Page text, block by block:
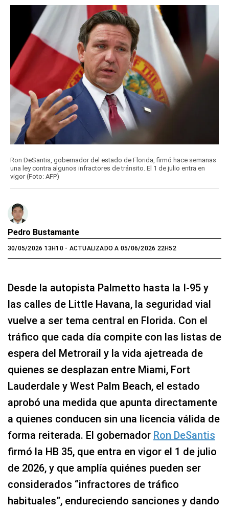
Ron DeSantis, gobernador del estado de Florida, firmó hace semanas
una ley contra algunos infractores de tránsito. El 1 de julio entra en
vigor (Foto: AFP)
Pedro Bustamante
30/05/2026 13H10- ACTUALIZADO A 05/06/2026 22H52
Desde la autopista Palmetto hasta la I‑95 y
las calles de Little Havana, la seguridad vial
vuelve a ser tema central en Florida. Con el
tráfico que cada día compite con las listas de
espera del Metrorail y la vida ajetreada de
quienes se desplazan entre Miami, Fort
Lauderdale y West Palm Beach, el estado
aprobó una medida que apunta directamente
a quienes conducen sin una licencia válida de
forma reiterada. El gobernador Ron DeSantis
firmó la HB 35, que entra en vigor el 1 de julio
de 2026, y que amplía quiénes pueden ser
considerados “infractores de tráfico
habituales”, endureciendo sanciones y dando